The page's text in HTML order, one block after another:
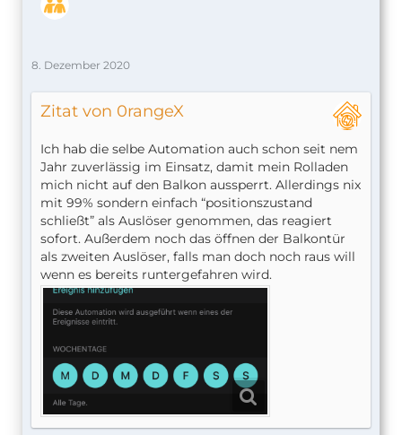
8. Dezember 2020
Zitat von 0rangeX
Ich hab die selbe Automation auch schon seit nem
Jahr zuverlässig im Einsatz, damit mein Rolladen
mich nicht auf den Balkon aussperrt. Allerdings nix
mit 99% sondern einfach “positionszustand
schließt” als Auslöser genommen, das reagiert
sofort. Außerdem noch das öffnen der Balkontür
als zweiten Auslöser, falls man doch noch raus will
wenn es bereits runtergefahren wird.